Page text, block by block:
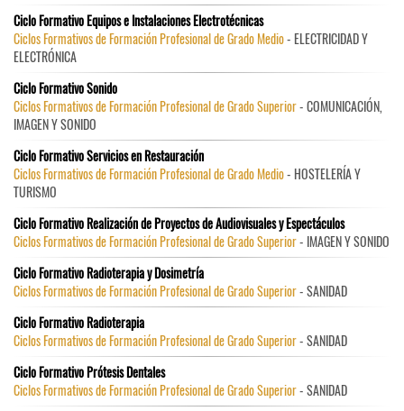
Ciclo Formativo Equipos e Instalaciones Electrotécnicas
Ciclos Formativos de Formación Profesional de Grado Medio- ELECTRICIDAD Y
ELECTRÓNICA
Ciclo Formativo Sonido
Ciclos Formativos de Formación Profesional de Grado Superior- COMUNICACIÓN,
IMAGEN Y SONIDO
Ciclo Formativo Servicios en Restauración
Ciclos Formativos de Formación Profesional de Grado Medio- HOSTELERÍA Y
TURISMO
Ciclo Formativo Realización de Proyectos de Audiovisuales y Espectáculos
Ciclos Formativos de Formación Profesional de Grado Superior- IMAGEN Y SONIDO
Ciclo Formativo Radioterapia y Dosimetría
Ciclos Formativos de Formación Profesional de Grado Superior- SANIDAD
Ciclo Formativo Radioterapia
Ciclos Formativos de Formación Profesional de Grado Superior- SANIDAD
Ciclo Formativo Prótesis Dentales
Ciclos Formativos de Formación Profesional de Grado Superior- SANIDAD